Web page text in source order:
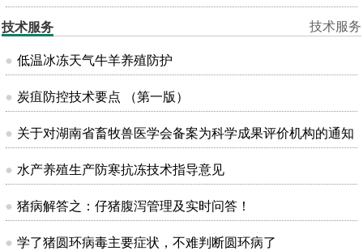
技术服务
技术服务
低温冰冻天气牛羊养殖防护
炭疽防控技术要点 （第一版）
关于对湖南省畜牧兽医学会备案为科学成果评价机构的通知
水产养殖生产防寒抗冻技术指导意见
猪病解答之：仔猪腹泻管理及实时问答！
学了猪圆环病毒主要症状，不难判断圆环病了